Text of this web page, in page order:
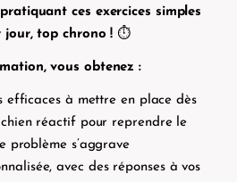
ces exercices simples
jour, top chrono ! ⏱️
vous obtenez :
efficaces à mettre en place dès
réactif pour reprendre le
problème s’aggrave
avec des réponses à vos